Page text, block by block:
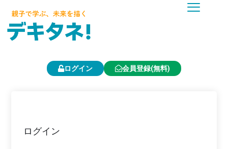
ログイン 会員登録(無料)
ログイン